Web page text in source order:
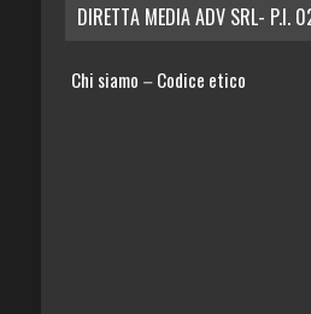
DIRETTA MEDIA ADV SRL- P.I.
Chi siamo – Codice etico